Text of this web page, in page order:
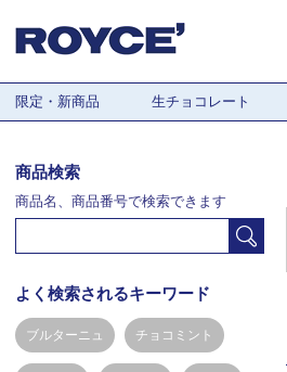
限定・新商品 生チョコレート
商品検索
商品名、商品番号で検索できます
よく検索されるキーワード
ブルターニュ チョコミント